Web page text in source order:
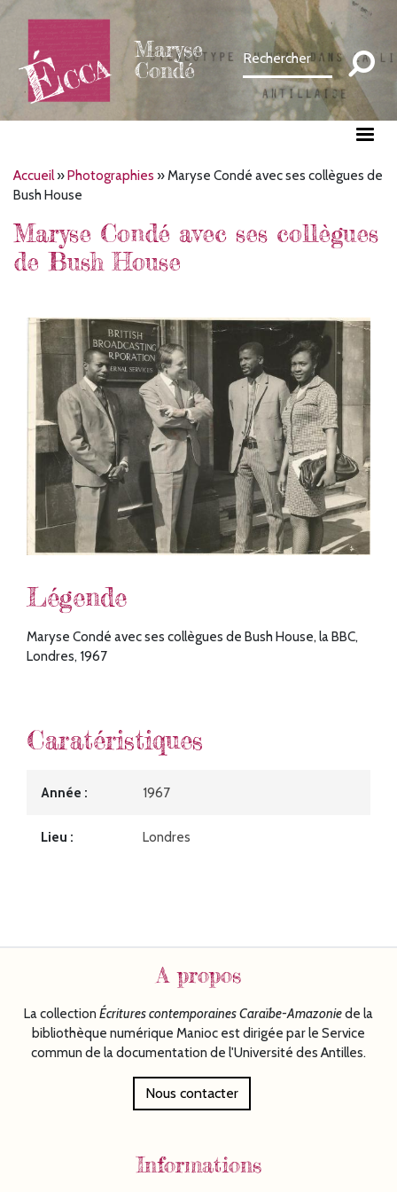
contenu
principal
Maryse
Condé
Fil
d'Ariane
Accueil Photographies
Maryse Condé avec ses collègues de
Bush House
Maryse Condé avec ses collègues
de Bush House
Légende
Maryse Condé avec ses collègues de Bush House, la BBC,
Londres, 1967
Caratéristiques
Année 1967
Lieu Londres
A propos
La collection Écriturescontemporaines Caraïbe-Amazoniede la
bibliothèque numérique Manioc est dirigée par le Service
commun de la documentation de l'Université des Antilles.
Nous contacter
Informations